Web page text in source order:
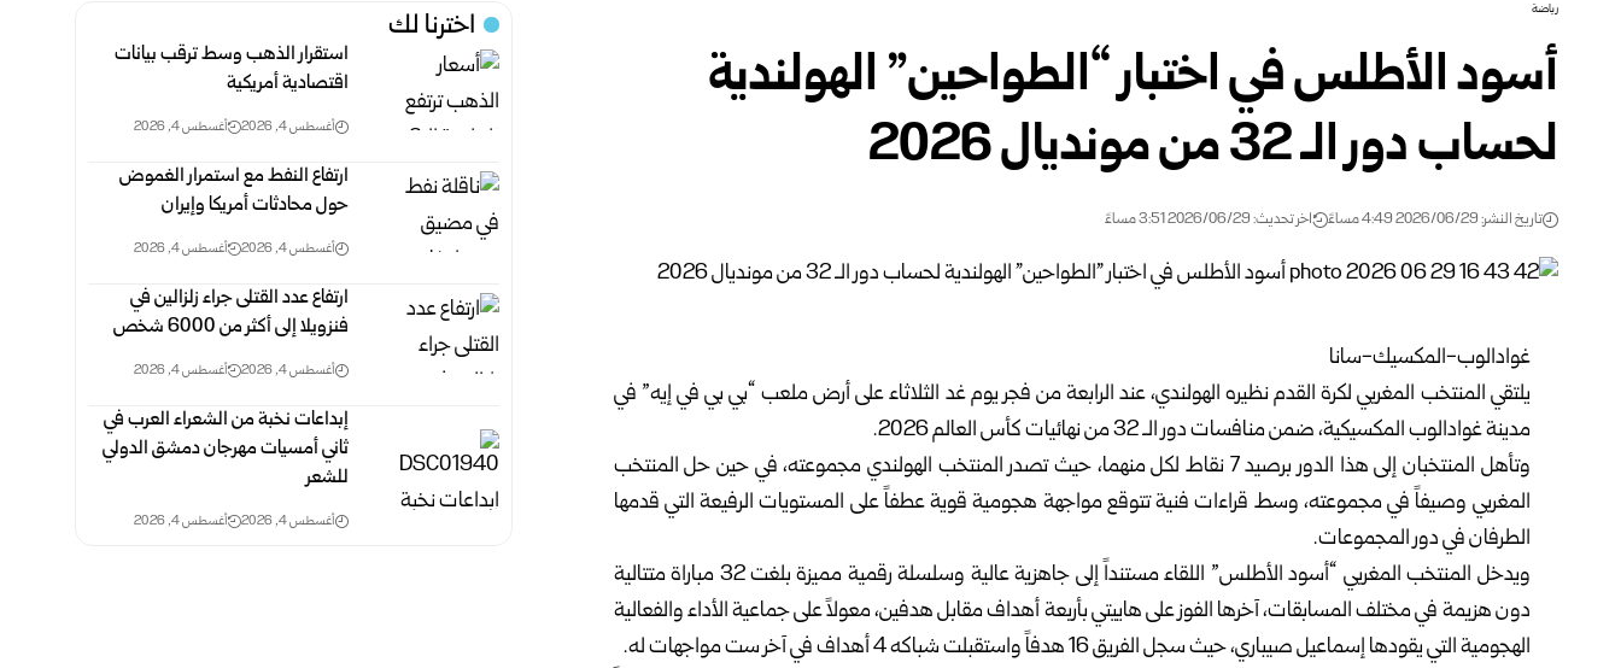
رياضة
أسود الأطلس في اختبار “الطواحين” الهولندية
لحساب دور الـ 32 من مونديال 2026
تاريخ النشر: 2026/06/29 4:49 مساءً اخر تحديث: 2026/06/29 3:51 مساءً
غوادالوب-المكسيك-سانا
يلتقي المنتخب المغربي لكرة القدم نظيره الهولندي، عند الرابعة من فجر يوم غد الثلاثاء على أرض ملعب “بي بي في إيه” في
مدينة غوادالوب المكسيكية، ضمن منافسات دور الـ 32 من نهائيات كأس العالم 2026.
وتأهل المنتخبان إلى هذا الدور برصيد 7 نقاط لكل منهما، حيث تصدر المنتخب الهولندي مجموعته، في حين حل المنتخب
المغربي وصيفاً في مجموعته، وسط قراءات فنية تتوقع مواجهة هجومية قوية عطفاً على المستويات الرفيعة التي قدمها
الطرفان في دور المجموعات.
ويدخل المنتخب المغربي “أسود الأطلس” اللقاء مستنداً إلى جاهزية عالية وسلسلة رقمية مميزة بلغت 32 مباراة متتالية
دون هزيمة في مختلف المسابقات، آخرها الفوز على هاييتي بأربعة أهداف مقابل هدفين، معولاً على جماعية الأداء والفعالية
الهجومية التي يقودها إسماعيل صيباري، حيث سجل الفريق 16 هدفاً واستقبلت شباكه 4 أهداف في آخر ست مواجهات له.
اخترنا لك
استقرار الذهب وسط ترقب بيانات
اقتصادية أمريكية
أغسطس 4, 2026 أغسطس 4, 2026
ارتفاع النفط مع استمرار الغموض
حول محادثات أمريكا وإيران
أغسطس 4, 2026 أغسطس 4, 2026
ارتفاع عدد القتلى جراء زلزالين في
فنزويلا إلى أكثر من 6000 ‏شخص
أغسطس 4, 2026 أغسطس 4, 2026
إبداعات نخبة من الشعراء العرب في
ثاني أمسيات مهرجان دمشق الدولي
‏للشعر
أغسطس 4, 2026 أغسطس 4, 2026